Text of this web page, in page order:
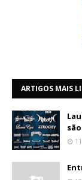
ARTIGOS MAIS